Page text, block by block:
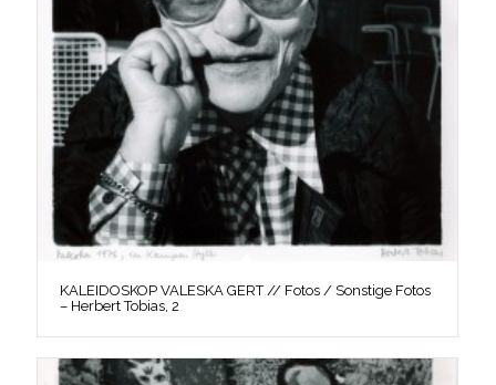
KALEIDOSKOP VALESKA GERT // Fotos / Sonstige Fotos
– Herbert Tobias, 2